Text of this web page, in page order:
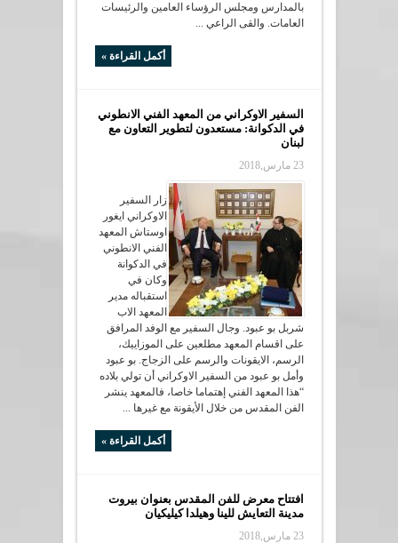
بالمدارس ومجلس الرؤساء العامين والرئيسات
العامات. والقى الراعي ...
أكمل القراءة »
السفير الاوكراني من المعهد الفني الانطوني
في الدكوانة: مستعدون لتطوير التعاون مع
لبنان
23 مارس,2018
زار السفير
الاوكراني ايغور
اوستاش المعهد
الفني الانطوني
في الدكوانة
وكان في
استقباله مدير
المعهد الاب
شربل بو عبود. وجال السفير مع الوفد المرافق
على اقسام المعهد مطلعين على الموزاييك،
الرسم، الايقونات والرسم على الزجاج. بو عبود
وأمل بو عبود من السفير الاوكراني أن تولي بلاده
“هذا المعهد الفني إهتماما خاصا، فالمعهد ينشر
الفن المقدس من خلال الأيقونة مع غيرها ...
أكمل القراءة »
افتتاح معرض للفن المقدس بعنوان بيروت
مدينة التعايش للينا وهيلدا كيليكيان
23 مارس,2018